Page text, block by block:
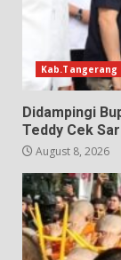
Kab.Tangerang
Didampingi
Teddy Cek
August 8, 2026